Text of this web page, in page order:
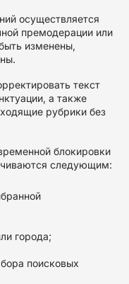
осуществляется
премодерации или
изменены,
текст
а также
рубрики без
блокировки
следующим:
города;
поисковых